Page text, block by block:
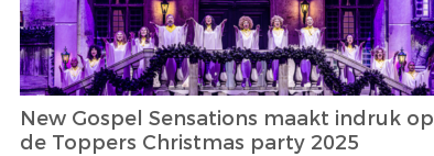
New Gospel Sensations maakt indruk op
de Toppers Christmas party 2025